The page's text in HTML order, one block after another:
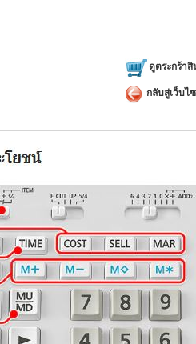
แสดงจำ
คำนวณ
คำนวณ
ของสินค้
ปุ่มผลิต
สึกหรือจ
ใช้พลังง
ใช้ผ้าหมึ
ขนาดตัว
น้ำหนัก
ดูตระกร้า
กลับสู่เว็บไ